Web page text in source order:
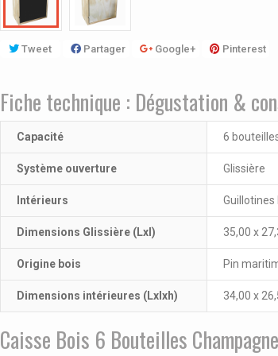
Tweet Partager Google+ Pinterest
Fiche technique : Dégustation &
Capacité 6
Système ouverture Glissière
Intérieurs Guillotines
Dimensions Glissière (Lxl) 35,00 x
Origine bois Pin
Dimensions intérieures (Lxlxh) 34,00 x
Caisse Bois 6 Bouteilles